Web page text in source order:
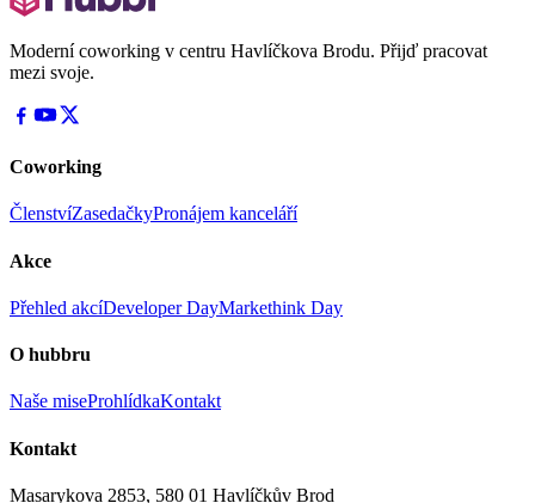
Moderní coworking v centru Havlíčkova Brodu. Přijď pracovat
mezi svoje.
Coworking
ČlenstvíZasedačkyPronájem kanceláří
Akce
Přehled akcíDeveloper DayMarkethink Day
O hubbru
Naše miseProhlídkaKontakt
Kontakt
Masarykova 2853, 580 01 Havlíčkův Brod